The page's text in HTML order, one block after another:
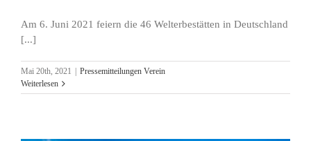
Am 6. Juni 2021 feiern die 46 Welterbestätten in Deutschland
[...]
Mai 20th, 2021 | Pressemitteilungen Verein
Weiterlesen